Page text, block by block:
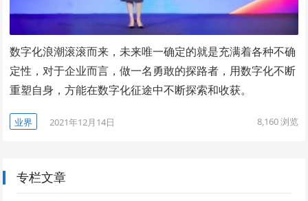
数字化浪潮滚滚而来，未来唯一确定的就是充满着各种不确
定性，对于企业而言，做一名勇敢的探路者，用数字化不断
重塑自身，方能在数字化征途中不断探索和收获。
业界 2021年12月14日 8,160浏览
专栏文章